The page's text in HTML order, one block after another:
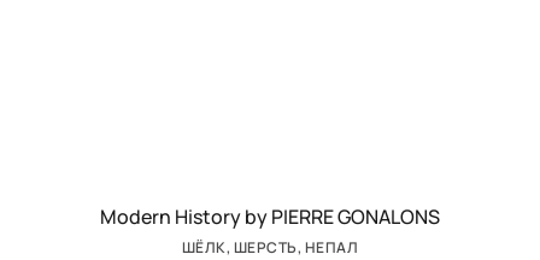
Modern History by PIERRE GONALONS
ШЁЛК, ШЕРСТЬ, НЕПАЛ